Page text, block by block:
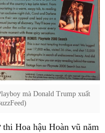
mà Donald Trump xuất
Hoa hậu Hoàn vũ năm